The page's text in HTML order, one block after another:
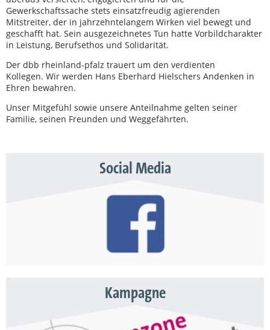
Gewerkschaftssache stets einsatzfreudig agierenden
Mitstreiter, der in jahrzehntelangem Wirken viel bewegt und
geschafft hat. Sein ausgezeichnetes Tun hatte Vorbildcharakter
in Leistung, Berufsethos und Solidarität.
Der dbb rheinland-pfalz trauert um den verdienten
Kollegen. Wir werden Hans Eberhard Hielschers Andenken in
Ehren bewahren.
Unser Mitgefühl sowie unsere Anteilnahme gelten seiner
Familie, seinen Freunden und Weggefährten.
Social Media
Kampagne